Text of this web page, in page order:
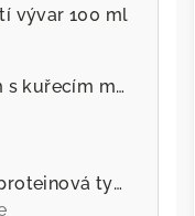
vývar 100 ml
Dokas Játrový krém s kuřecím masem
RECOVERY Hovězí proteinová tyčinka pro psy